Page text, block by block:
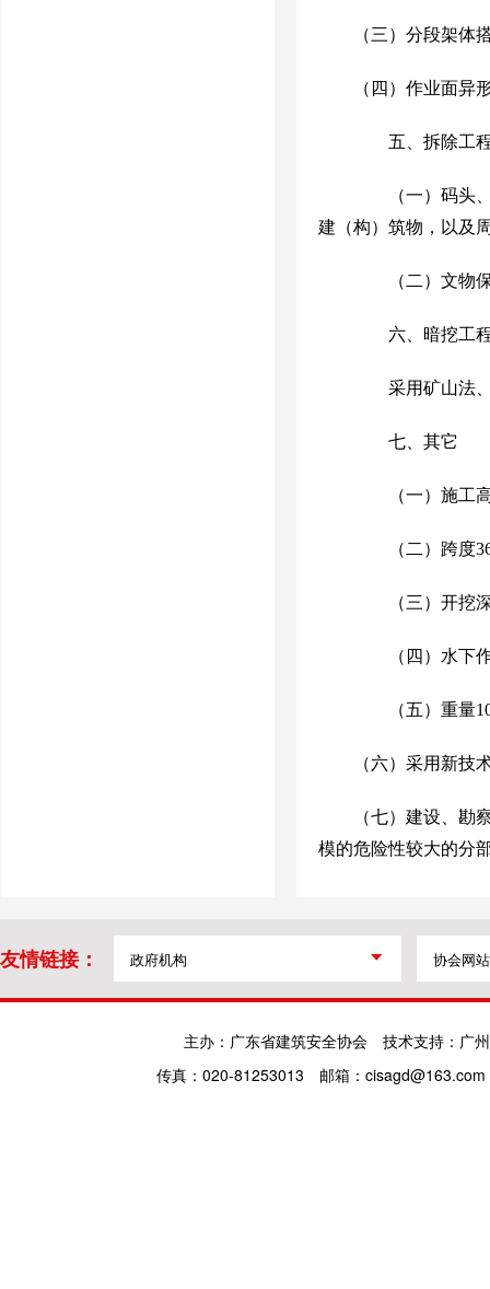
（三）分段架体
（四）作业面异
五、拆除工
（一）码头
建（构）筑物 ， 以及
（二）文物保
六、暗挖工
采用矿山法
七、其它
（一）施工
（二）跨度
（三）开挖
（四）水下作
（五）重量
（六）采用新技
（七）建设、勘
模的危险性较大的分
友情链接：
主办：广东省建筑安全协会
技术支持：广
传真：020-81253013
邮箱：cisagd@163.com